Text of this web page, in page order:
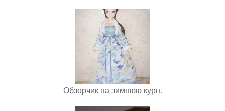
Обзорчик на зимнюю курн.